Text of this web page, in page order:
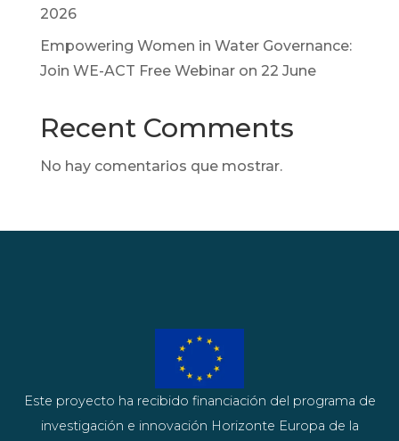
2026
Empowering Women in Water Governance:
Join WE-ACT Free Webinar on 22 June
Recent Comments
No hay comentarios que mostrar.
Este proyecto ha recibido financiación del programa de
investigación e innovación Horizonte Europa de la